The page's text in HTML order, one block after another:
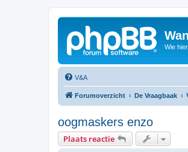
Wie
V&A
Forumoverzicht De Vraagbaak
oogmaskers enzo
Plaats reactie